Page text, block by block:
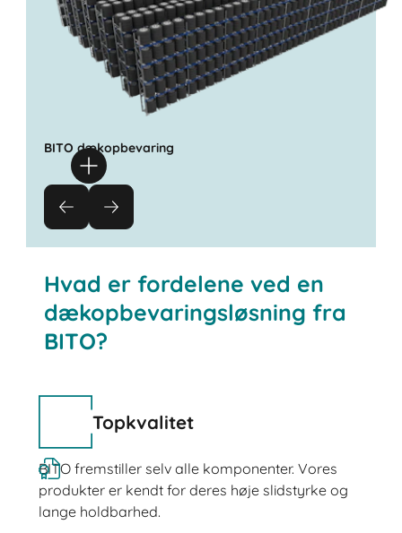
BITO dækopbevaring
Hvad er fordelene ved en
dækopbevaringsløsning fra
BITO?
Topkvalitet
BITO fremstiller selv alle komponenter. Vores
produkter er kendt for deres høje slidstyrke og
lange holdbarhed.